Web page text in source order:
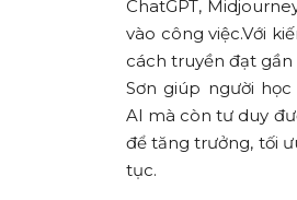
ChatGPT,
vào công việc.Với
cách truyền đạt gần
Sơn giúp người
AI mà còn tư duy
để tăng trưởng, tối
tục.